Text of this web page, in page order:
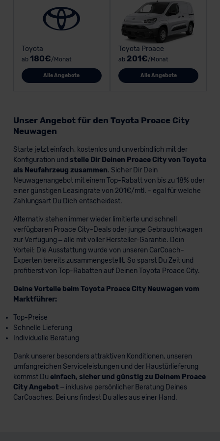
Toyota
ab 180€/Monat
Alle Angebote
Toyota Proace
ab 201€/Monat
Alle Angebote
Unser Angebot für den Toyota Proace City
Neuwagen
Starte jetzt einfach, kostenlos und unverbindlich mit der
Konfiguration und stelle Dir Deinen Proace City von Toyota
als Neufahrzeug zusammen. Sicher Dir Dein
Neuwagenangebot mit einem Top-Rabatt von bis zu 18% oder
einer günstigen Leasingrate von 201€/mtl. - egal für welche
Zahlungsart Du Dich entscheidest.
Alternativ stehen immer wieder limitierte und schnell
verfügbaren Proace City-Deals oder junge Gebrauchtwagen
zur Verfügung – alle mit voller Hersteller-Garantie. Dein
Vorteil: Die Ausstattung wurde von unseren CarCoach-
Experten bereits zusammengestellt. So sparst Du Zeit und
profitierst von Top-Rabatten auf Deinen Toyota Proace City.
Deine Vorteile beim Toyota Proace City Neuwagen vom
Marktführer:
Top-Preise
Schnelle Lieferung
Individuelle Beratung
Dank unserer besonders attraktiven Konditionen, unseren
umfangreichen Serviceleistungen und der Haustürlieferung
kommst Du einfach, sicher und günstig zu Deinem Proace
City Angebot – inklusive persönlicher Beratung Deines
CarCoaches. Bei uns findest Du alles aus einer Hand.